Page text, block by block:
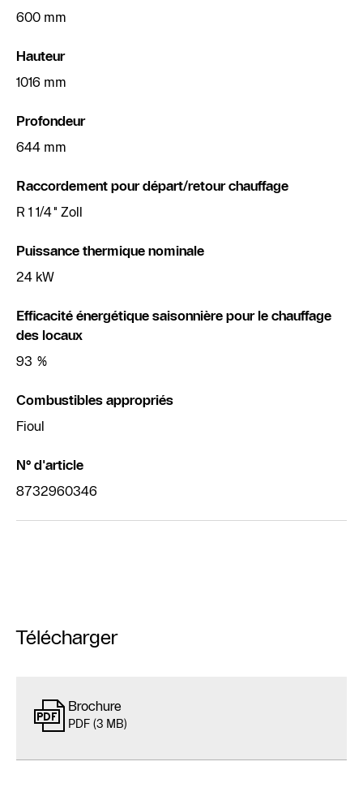
600 mm
Hauteur
1016 mm
Profondeur
644 mm
Raccordement pour départ/retour chauffage
R 1 1/4" Zoll
Puissance thermique nominale
24 kW
Efficacité énergétique saisonnière pour le chauffage
des locaux
93 %
Combustibles appropriés
Fioul
N° d'article
8732960346
Télécharger
Brochure
PDF (3 MB)